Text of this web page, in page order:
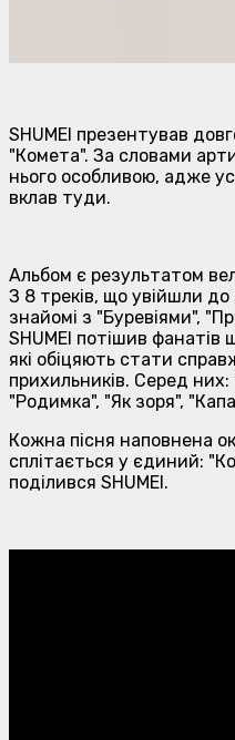
SHUMEI презентував
"Комета". За словами
нього особливою, адже
вклав туди.
Альбом є результатом
З 8 треків, що увійшли
знайомі з "Буревіями",
SHUMEI потішив
які обіцяють стати
прихильників. Серед них:
"Родимка", "Як зоря",
Кожна пісня наповнена
сплітається у єдиний:
поділився SHUMEI.